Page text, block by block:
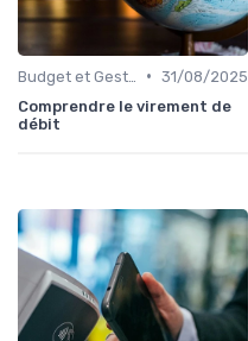
• 31/08/2025
Comprendre le virement de
débit